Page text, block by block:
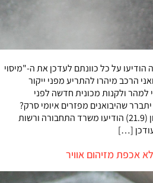
על כל כוונתם לעדכן את ה-"מיסוי
וחלק מיבואני הרכב מיהרו להתריע מפני ייקור
ולקנות מכונית חדשה לפני
שהיבואנים מפזרים איומי סרק?
TheCar עושה סדר ביום ראשון (21.9) הודיעו משרד התחבורה ורשות
מזיהום אוויר